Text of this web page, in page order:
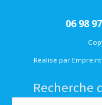
06 98
Réalisé par
Recherche